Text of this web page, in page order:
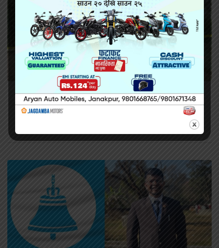
सिराहामा गोली प्रहार गरी हत्या